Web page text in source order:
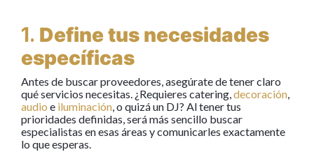
1. Define tus necesidades
específicas
Antes de buscar proveedores, asegúrate de tener claro
qué servicios necesitas. ¿Requieres catering,decoración,
audio e iluminación, o quizá un DJ? Al tener tus
prioridades definidas, será más sencillo buscar
especialistas en esas áreas y comunicarles exactamente
lo que esperas.